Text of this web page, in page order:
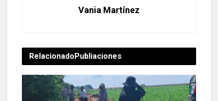
Vania Martínez
RelacionadoPubliaciones